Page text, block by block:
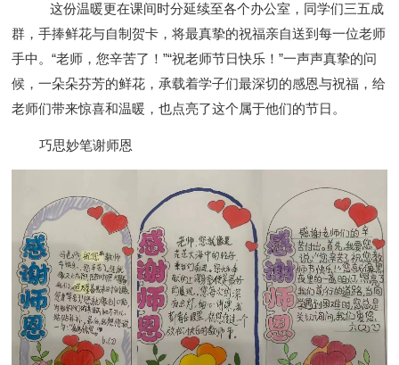
这份温暖更在课间时分延续至各个办公室，同学们三五成
群，手捧鲜花与自制贺卡，将最真挚的祝福亲自送到每一位老师
手中。“老师，您辛苦了！”“祝老师节日快乐！”一声声真挚的问
候，一朵朵芬芳的鲜花，承载着学子们最深切的感恩与祝福，给
老师们带来惊喜和温暖，也点亮了这个属于他们的节日。
巧思妙笔谢师恩